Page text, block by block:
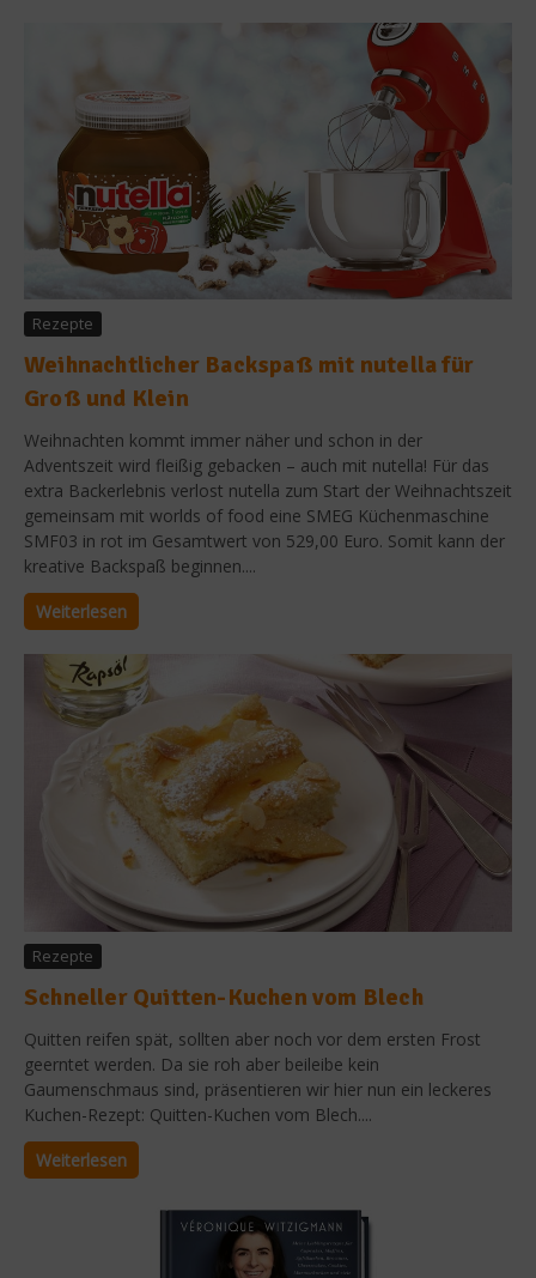
Rezepte
Weihnachtlicher Backspaß mit nutella für
Groß und Klein
Weihnachten kommt immer näher und schon in der
Adventszeit wird fleißig gebacken – auch mit nutella! Für das
extra Backerlebnis verlost nutella zum Start der Weihnachtszeit
gemeinsam mit worlds of food eine SMEG Küchenmaschine
SMF03 in rot im Gesamtwert von 529,00 Euro. Somit kann der
kreative Backspaß beginnen....
Weiterlesen
Rezepte
Schneller Quitten-Kuchen vom Blech
Quitten reifen spät, sollten aber noch vor dem ersten Frost
geerntet werden. Da sie roh aber beileibe kein
Gaumenschmaus sind, präsentieren wir hier nun ein leckeres
Kuchen-Rezept: Quitten-Kuchen vom Blech....
Weiterlesen